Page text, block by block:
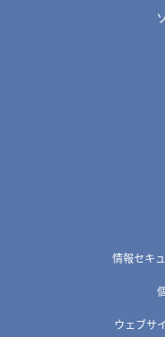
情報セキ
ウェブサ